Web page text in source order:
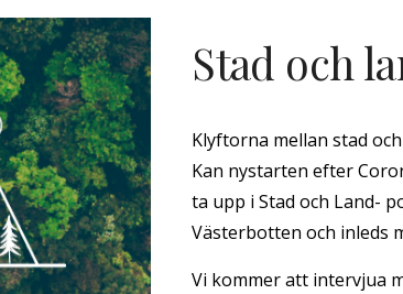
Stad och
Klyftorna mellan stad
Kan nystarten efter
ta upp i Stad och Land-
Västerbotten och inleds
Vi kommer att intervjua